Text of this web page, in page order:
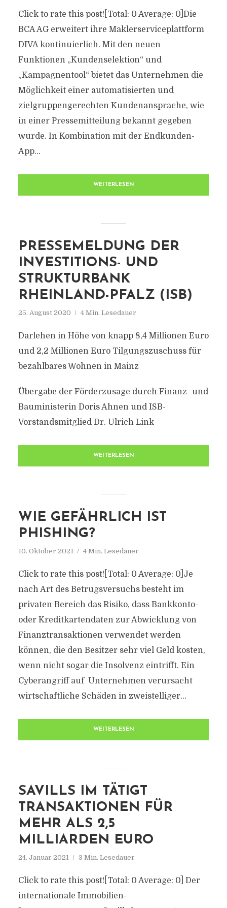
Click to rate this post![Total: 0 Average: 0]Die
BCA AG erweitert ihre Maklerserviceplattform
DIVA kontinuierlich. Mit den neuen
Funktionen „Kundenselektion“ und
„Kampagnentool“ bietet das Unternehmen die
Möglichkeit einer automatisierten und
zielgruppengerechten Kundenansprache, wie
in einer Pressemitteilung bekannt gegeben
wurde. In Kombination mit der Endkunden-
App...
WEITERLESEN
PRESSEMELDUNG DER
INVESTITIONS- UND
STRUKTURBANK
RHEINLAND-PFALZ (ISB)
25. August 2020 4 Min. Lesedauer
Darlehen in Höhe von knapp 8,4 Millionen Euro
und 2,2 Millionen Euro Tilgungszuschuss für
bezahlbares Wohnen in Mainz
Übergabe der Förderzusage durch Finanz- und
Bauministerin Doris Ahnen und ISB-
Vorstandsmitglied Dr. Ulrich Link
WEITERLESEN
WIE GEFÄHRLICH IST
PHISHING?
10. Oktober 2021 4 Min. Lesedauer
Click to rate this post![Total: 0 Average: 0]Je
nach Art des Betrugsversuchs besteht im
privaten Bereich das Risiko, dass Bankkonto-
oder Kreditkartendaten zur Abwicklung von
Finanztransaktionen verwendet werden
können, die den Besitzer sehr viel Geld kosten,
wenn nicht sogar die Insolvenz eintrifft. Ein
Cyberangriff auf Unternehmen verursacht
wirtschaftliche Schäden in zweistelliger...
WEITERLESEN
SAVILLS IM TÄTIGT
TRANSAKTIONEN FÜR
MEHR ALS 2,5
MILLIARDEN EURO
24. Januar 2021 3 Min. Lesedauer
Click to rate this post![Total: 0 Average: 0] Der
internationale Immobilien-